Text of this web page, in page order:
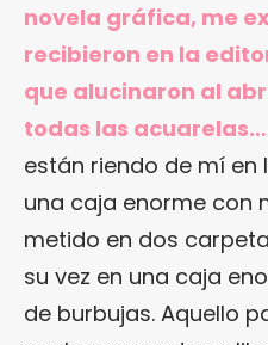
novela gráfica, me
recibieron en la
que alucinaron al
todas las acuarelas…
están riendo de mí en
una caja enorme con
metido en dos
su vez en una caja
de burbujas. Aquello